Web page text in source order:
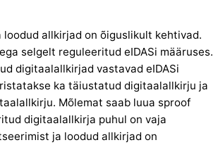
loodud allkirjad on õiguslikult kehtivad.
selgelt reguleeritud eIDASi määruses.
digitaalallkirjad vastavad eIDASi
ka täiustatud digitaalallkirju ja
Mõlemat saab luua sproof
digitaalallkirja puhul on vaja
ja loodud allkirjad on